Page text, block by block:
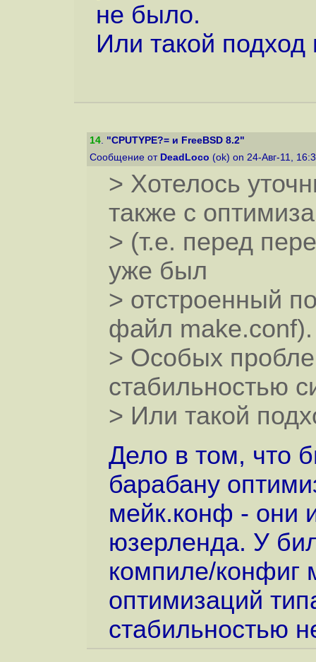
не было.
Или такой подход
14. "CPUTYPE?= и FreeBSD 8.2"
Сообщение от DeadLoco (ok) on 24-Авг-11,
> Хотелось
также с
> (т.е. перед
уже был
> отстроенный
файл make.conf).
> Особых
стабильностью
> Или такой
Дело в том, что
барабану
мейк.конф - они
юзерленда. У
компиле/конфиг
оптимизаций
стабильностью